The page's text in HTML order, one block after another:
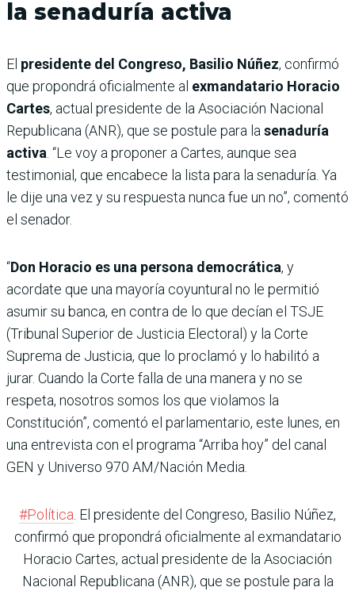
la senaduría activa
El presidente del Congreso, Basilio Núñez, confirmó
que propondrá oficialmente al exmandatario Horacio
Cartes, actual presidente de la Asociación Nacional
Republicana (ANR), que se postule para la senaduría
activa . “Le voy a proponer a Cartes, aunque sea
testimonial, que encabece la lista para la senaduría. Ya
le dije una vez y su respuesta nunca fue un no”, comentó
el senador.
“Don Horacio es una persona democrática, y
acordate que una mayoría coyuntural no le permitió
asumir su banca, en contra de lo que decían el TSJE
(Tribunal Superior de Justicia Electoral) y la Corte
Suprema de Justicia, que lo proclamó y lo habilitó a
jurar. Cuando la Corte falla de una manera y no se
respeta, nosotros somos los que violamos la
Constitución”, comentó el parlamentario, este lunes, en
una entrevista con el programa “Arriba hoy” del canal
GEN y Universo 970 AM/Nación Media.
#Política . El presidente del Congreso, Basilio Núñez,
confirmó que propondrá oficialmente al exmandatario
Horacio Cartes, actual presidente de la Asociación
Nacional Republicana (ANR), que se postule para la